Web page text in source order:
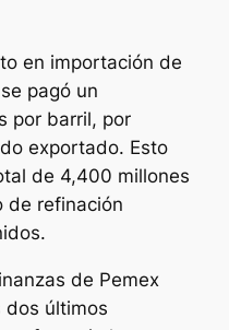
en importación de
pagó un
por barril, por
exportado. Esto
de 4,400 millones
de refinación
de Pemex
dos últimos